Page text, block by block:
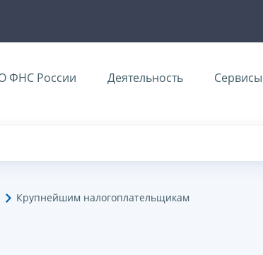
ФНС России Деятельность Сервисы
Крупнейшим налогоплательщикам